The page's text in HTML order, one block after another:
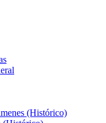
(Histórico)